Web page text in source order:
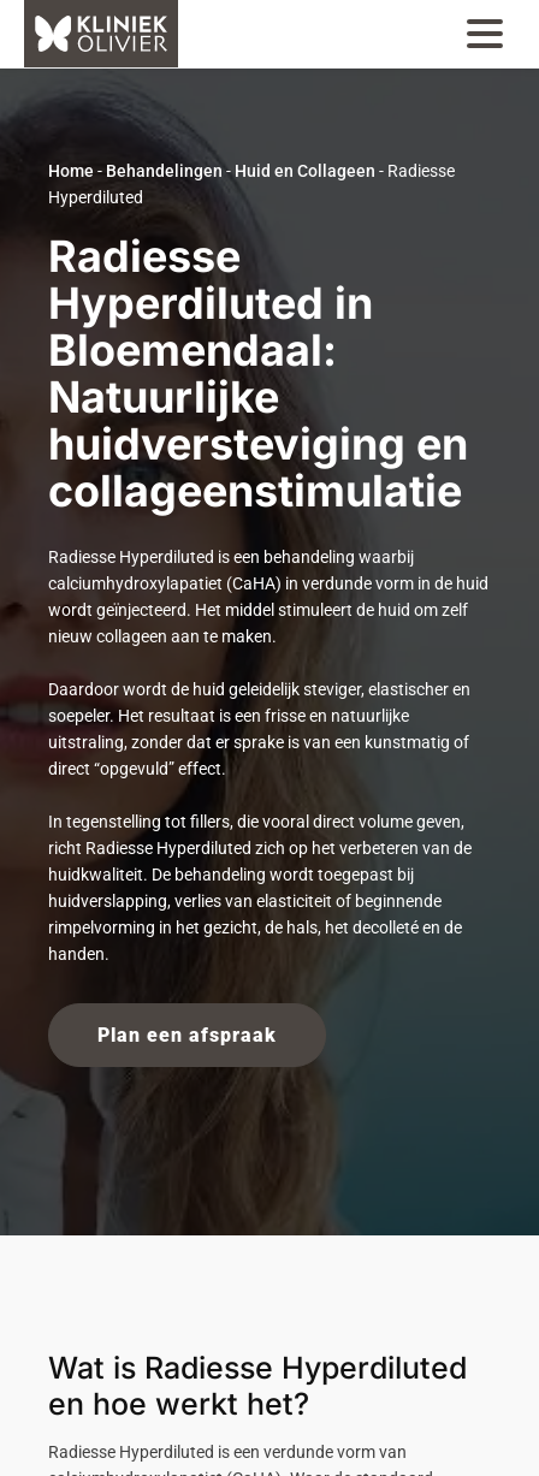
Home - Behandelingen-Huid en Collageen - Radiesse
Hyperdiluted
Radiesse
Hyperdiluted in
Bloemendaal:
Natuurlijke
huidversteviging en
collageenstimulatie
Radiesse Hyperdiluted is een behandeling waarbij
calciumhydroxylapatiet (CaHA) in verdunde vorm in de huid
wordt geïnjecteerd. Het middel stimuleert de huid om zelf
nieuw collageen aan te maken.
Daardoor wordt de huid geleidelijk steviger, elastischer en
soepeler. Het resultaat is een frisse en natuurlijke
uitstraling, zonder dat er sprake is van een kunstmatig of
direct “opgevuld” effect.
In tegenstelling tot fillers, die vooral direct volume geven,
richt Radiesse Hyperdiluted zich op het verbeteren van de
huidkwaliteit. De behandeling wordt toegepast bij
huidverslapping, verlies van elasticiteit of beginnende
rimpelvorming in het gezicht, de hals, het decolleté en de
handen.
Plan een afspraak
Wat is Radiesse Hyperdiluted
en hoe werkt het?
Radiesse Hyperdiluted is een verdunde vorm van